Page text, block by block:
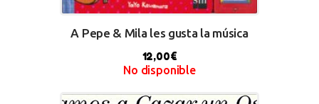
A Pepe & Mila les gusta la música
12,00€
No disponible